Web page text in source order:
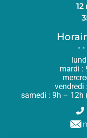
mardi :
samedi : 9h – 12h